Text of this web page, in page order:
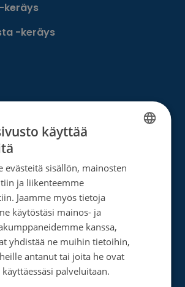
keräys
-keräys
auttaa
SWEDISH
käyttää
evästeitä sisällön, mainosten
ja liikenteemme
Jaamme myös tietoja
käytöstäsi mainos- ja
kanssa,
yhdistää ne muihin tietoihin,
antanut tai joita he ovat
palveluitaan.